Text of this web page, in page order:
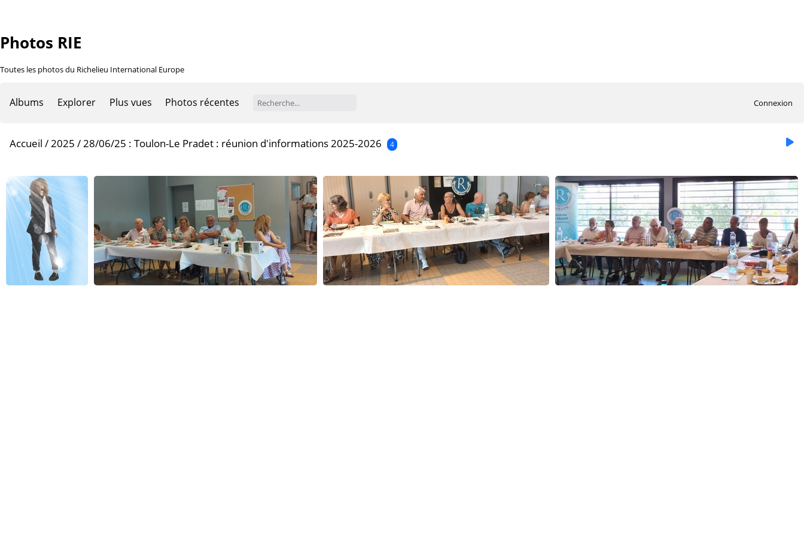
Photos RIE
Toutes les photos du Richelieu International Europe
Albums Explorer Plus vues Photos récentes Connexion
Accueil /2025 /28/06/25 : Toulon-Le Pradet : réunion d'informations 2025-2026 4